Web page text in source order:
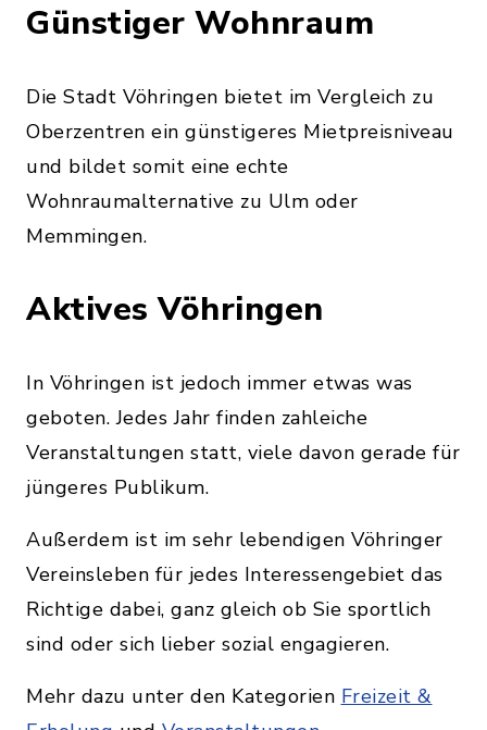
Günstiger Wohnraum
Die Stadt Vöhringen bietet im Vergleich zu
Oberzentren ein günstigeres Mietpreisniveau
und bildet somit eine echte
Wohnraumalternative zu Ulm oder
Memmingen.
Aktives Vöhringen
In Vöhringen ist jedoch immer etwas was
geboten. Jedes Jahr finden zahleiche
Veranstaltungen statt, viele davon gerade für
jüngeres Publikum.
Außerdem ist im sehr lebendigen Vöhringer
Vereinsleben für jedes Interessengebiet das
Richtige dabei, ganz gleich ob Sie sportlich
sind oder sich lieber sozial engagieren.
Mehr dazu unter den Kategorien Freizeit &